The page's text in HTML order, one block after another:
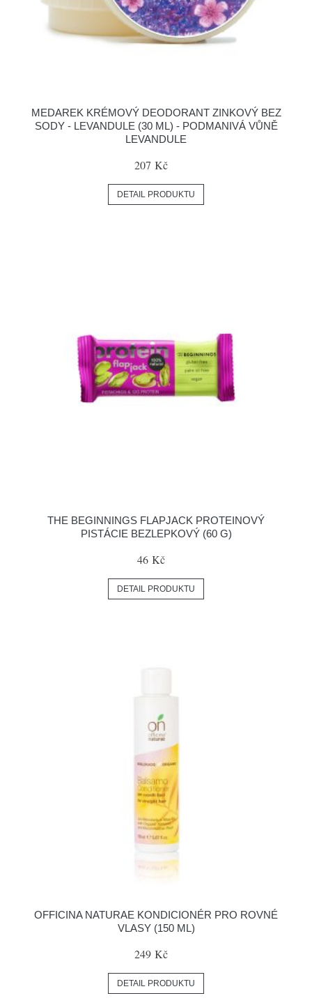
MEDAREK KRÉMOVÝ DEODORANT ZINKOVÝ BEZ
SODY - LEVANDULE (30 ML) - PODMANIVÁ VŮNĚ
LEVANDULE
207 Kč
DETAIL PRODUKTU
THE BEGINNINGS FLAPJACK PROTEINOVÝ
PISTÁCIE BEZLEPKOVÝ (60 G)
46 Kč
DETAIL PRODUKTU
OFFICINA NATURAE KONDICIONÉR PRO ROVNÉ
VLASY (150 ML)
249 Kč
DETAIL PRODUKTU